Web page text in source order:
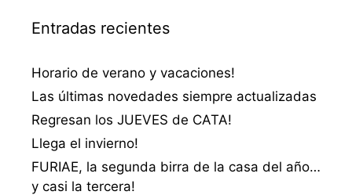
Entradas recientes
Horario de verano y vacaciones!
Las últimas novedades siempre actualizadas
Regresan los JUEVES de CATA!
Llega el invierno!
FURIAE, la segunda birra de la casa del año…
y casi la tercera!